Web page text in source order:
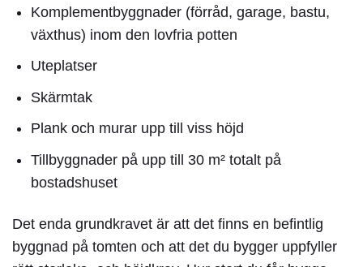
Komplementbyggnader (förråd, garage, bastu,
växthus) inom den lovfria potten
Uteplatser
Skärmtak
Plank och murar upp till viss höjd
Tillbyggnader på upp till 30 m² totalt på
bostadshuset
Det enda grundkravet är att det finns en befintlig
byggnad på tomten och att det du bygger uppfyller